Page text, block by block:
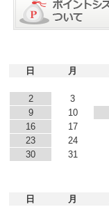
日
月
2
3
9
10
16
17
23
24
30
31
日
月